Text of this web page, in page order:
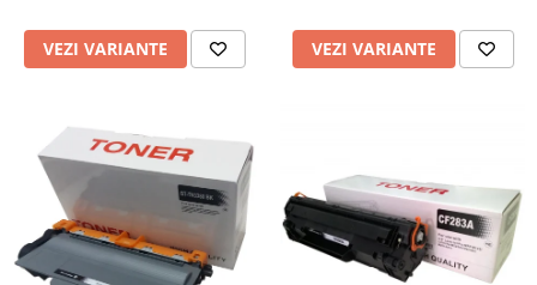
VEZI VARIANTE VEZI VARIANTE